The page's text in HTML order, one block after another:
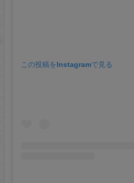
この投稿をInstagramで見る